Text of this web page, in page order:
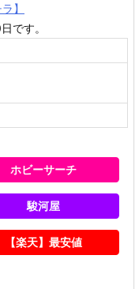
】
です。
ホビーサーチ
駿河屋
【楽天】最安値